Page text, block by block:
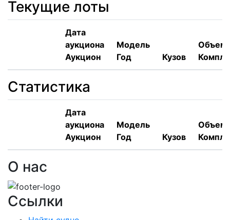
Текущие лоты
Дата
аукциона
Аукцион
Модель
Год
Кузов
Объем,
Статистика
Дата
аукциона
Аукцион
Модель
Год
Кузов
Объем,
О нас
Ссылки